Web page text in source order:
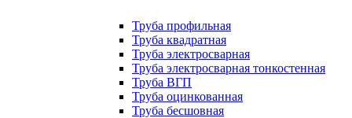
Труба профильная
Труба квадратная
Труба электросварная
Труба электросварная тонкостенная
Труба ВГП
Труба оцинкованная
Труба бесшовная